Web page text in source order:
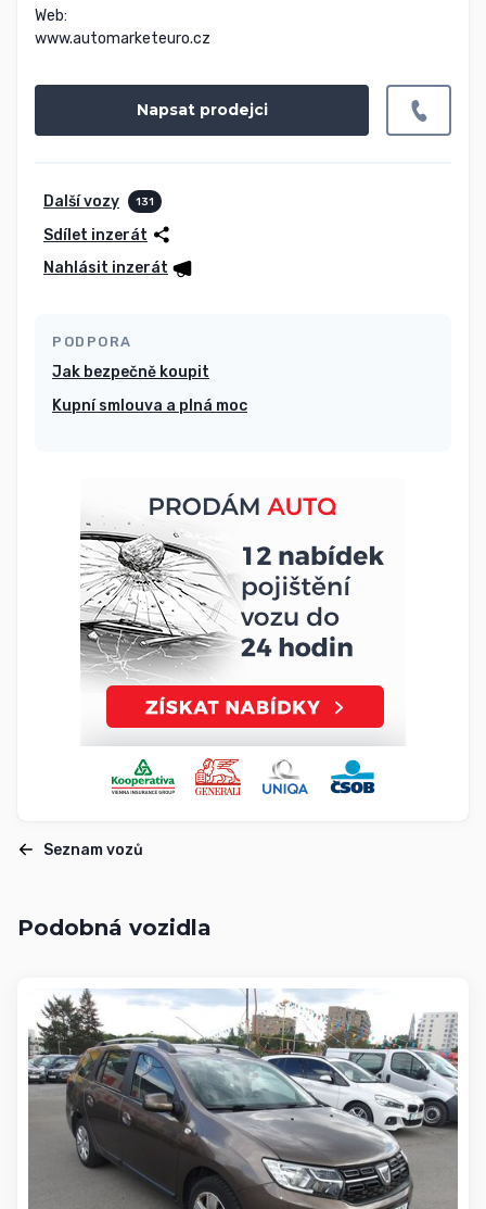
Web:
www.automarketeuro.cz
Napsat prodejci
Další vozy 131
Sdílet inzerát
Nahlásit inzerát
PODPORA
Jak bezpečně koupit
Kupní smlouva a plná moc
Seznam vozů
Podobná vozidla